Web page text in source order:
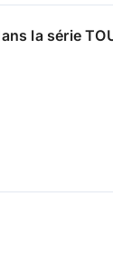
la série